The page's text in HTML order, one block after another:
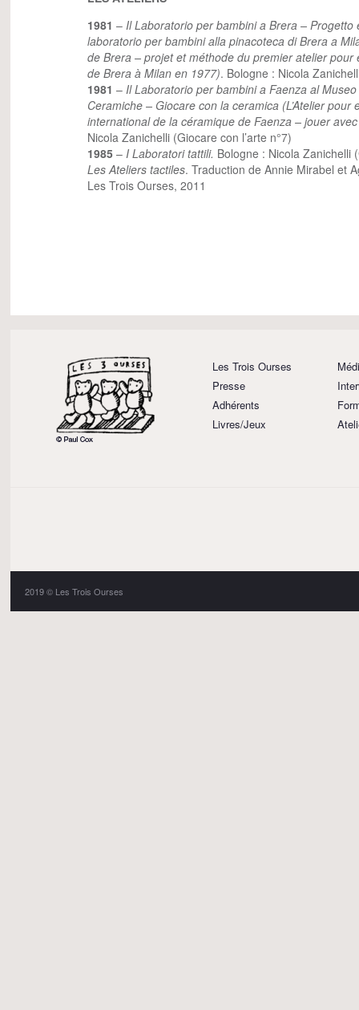
1981 – Il Laboratorio per bambini a Brera – Progetto
laboratorio per bambini alla pinacoteca di Brera a
de Brera – projet et méthode du premier atelier pour
de Brera à Milan en 1977). Bologne : Nicola
1981 – Il Laboratorio per bambini a Faenza al
Ceramiche – Giocare con la ceramica (L’Atelier pour
international de la céramique de Faenza – jouer
Nicola Zanichelli (Giocare con l’arte n°7)
1985 – I Laboratori tattili. Bologne : Nicola Zanichelli
Les Ateliers tactiles. Traduction de Annie Mirabel et
Les Trois Ourses, 2011
Les Trois Ourses
Presse
Adhérents
Livres/Jeux
2019 © Les Trois Ourses